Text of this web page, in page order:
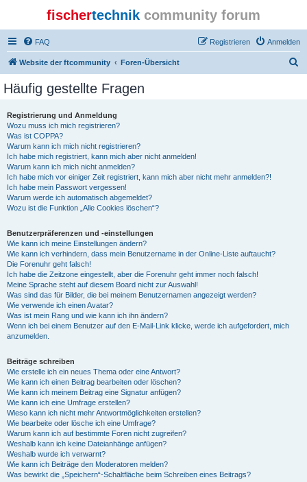
fischertechnik community forum
FAQ Anmelden
Registrieren
Website der ftcommunity Foren-Übersicht
Häufig gestellte Fragen
Registrierung und Anmeldung
Wozu muss ich mich registrieren?
Was ist COPPA?
Warum kann ich mich nicht registrieren?
Ich habe mich registriert, kann mich aber nicht anmelden!
Warum kann ich mich nicht anmelden?
Ich habe mich vor einiger Zeit registriert, kann mich aber nicht mehr anmelden?!
Ich habe mein Passwort vergessen!
Warum werde ich automatisch abgemeldet?
Wozu ist die Funktion „Alle Cookies löschen“?
Benutzerpräferenzen und -einstellungen
Wie kann ich meine Einstellungen ändern?
Wie kann ich verhindern, dass mein Benutzername in der Online-Liste auftaucht?
Die Forenuhr geht falsch!
Ich habe die Zeitzone eingestellt, aber die Forenuhr geht immer noch falsch!
Meine Sprache steht auf diesem Board nicht zur Auswahl!
Was sind das für Bilder, die bei meinem Benutzernamen angezeigt werden?
Wie verwende ich einen Avatar?
Was ist mein Rang und wie kann ich ihn ändern?
Wenn ich bei einem Benutzer auf den E-Mail-Link klicke, werde ich aufgefordert, mich
anzumelden.
Beiträge schreiben
Wie erstelle ich ein neues Thema oder eine Antwort?
Wie kann ich einen Beitrag bearbeiten oder löschen?
Wie kann ich meinem Beitrag eine Signatur anfügen?
Wie kann ich eine Umfrage erstellen?
Wieso kann ich nicht mehr Antwortmöglichkeiten erstellen?
Wie bearbeite oder lösche ich eine Umfrage?
Warum kann ich auf bestimmte Foren nicht zugreifen?
Weshalb kann ich keine Dateianhänge anfügen?
Weshalb wurde ich verwarnt?
Wie kann ich Beiträge den Moderatoren melden?
Was bewirkt die „Speichern“-Schaltfläche beim Schreiben eines Beitrags?